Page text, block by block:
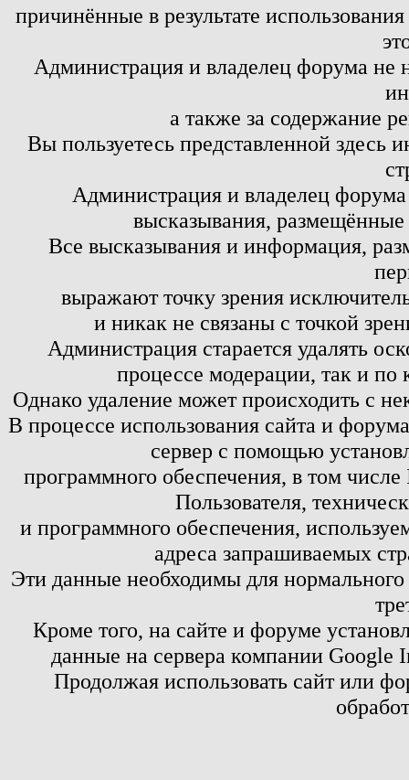
причинённые в результате
Администрация и владелец форума не
а также за содержание
Вы пользуетесь представленной здесь
Администрация и владелец
высказывания,
Все высказывания и информация,
выражают точку зрения
и никак не связаны с точкой
Администрация старается удалять
процессе модерации, так и по
Однако удаление может происходить с
В процессе использования сайта и
сервер с помощью
программного обеспечения, в том
Пользователя,
и программного обеспечения,
адреса запрашиваемых
Эти данные необходимы для
Кроме того, на сайте и форуме
данные на сервера компании
Продолжая использовать сайт или